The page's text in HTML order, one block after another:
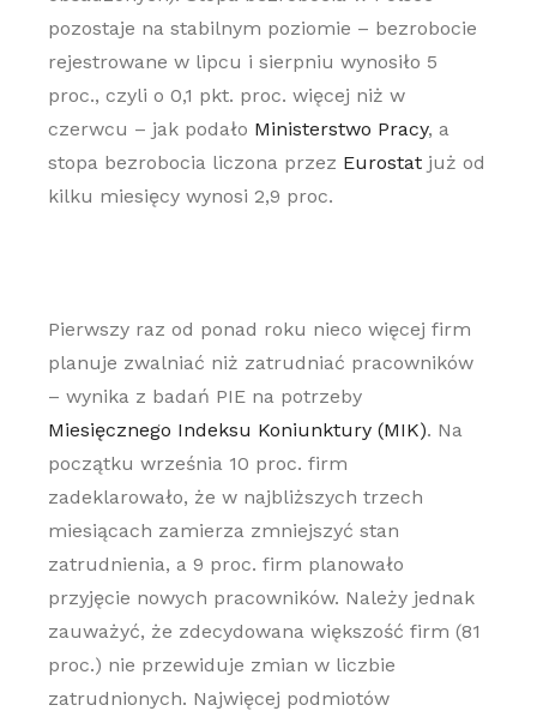
pozostaje na stabilnym poziomie – bezrobocie
rejestrowane w lipcu i sierpniu wynosiło 5
proc., czyli o 0,1 pkt. proc. więcej niż w
czerwcu – jak podało Ministerstwo Pracy, a
stopa bezrobocia liczona przez Eurostat już od
kilku miesięcy wynosi 2,9 proc.
Pierwszy raz od ponad roku nieco więcej firm
planuje zwalniać niż zatrudniać pracowników
– wynika z badań PIE na potrzeby
Miesięcznego Indeksu Koniunktury (MIK). Na
początku września 10 proc. firm
zadeklarowało, że w najbliższych trzech
miesiącach zamierza zmniejszyć stan
zatrudnienia, a 9 proc. firm planowało
przyjęcie nowych pracowników. Należy jednak
zauważyć, że zdecydowana większość firm (81
proc.) nie przewiduje zmian w liczbie
zatrudnionych. Najwięcej podmiotów